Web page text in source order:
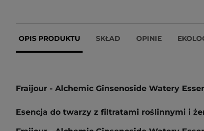
OPIS PRODUKTU SKŁAD OPINIE
Fraijour - Alchemic Ginsenoside Watery
Esencja do twarzy z filtratami roślinnymi i